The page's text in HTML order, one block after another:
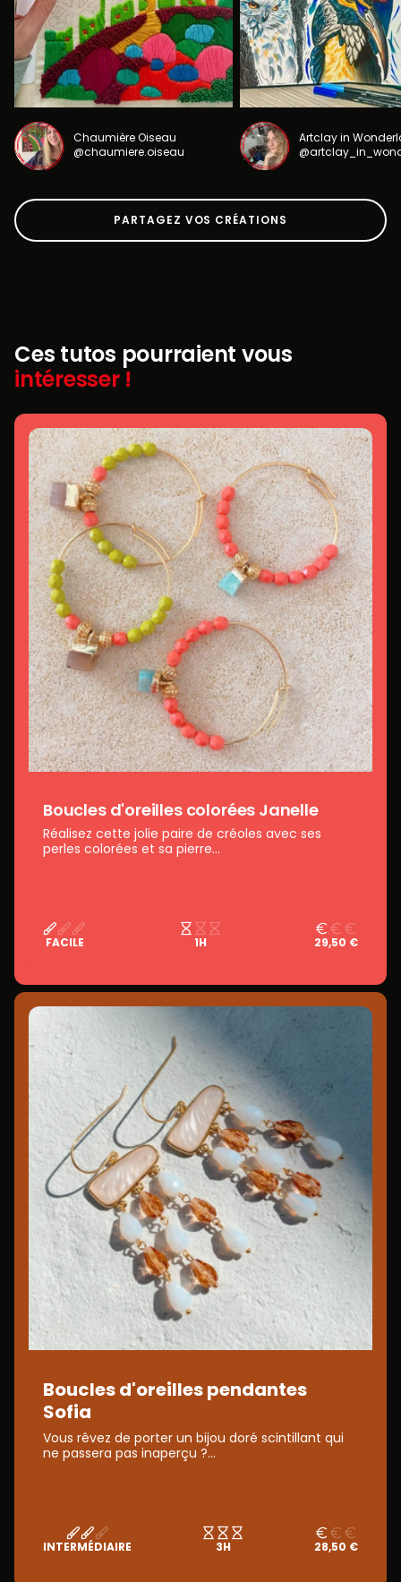
Chaumière Oiseau
@chaumiere.oiseau
Artclay in
PARTAGEZ VOS CRÉATIONS
Ces tutos pourraient vous
intéresser !
Boucles d'oreilles colorées Janelle
Réalisez cette jolie paire de créoles avec ses
perles colorées et sa pierre...
FACILE 1H 29,50 €
Boucles d'oreilles pendantes
Sofia
Vous rêvez de porter un bijou doré scintillant qui
ne passera pas inaperçu ?...
INTERMÉDIAIRE 3H 28,50 €